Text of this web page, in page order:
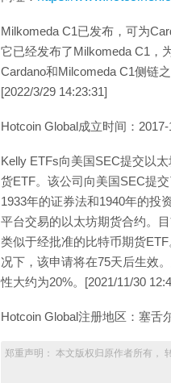
Milkomeda C1已发布，可为
它已经发布了Milkomeda C1，
Cardano和Milcomeda C1侧链
[2022/3/29 14:23:31]
Hotcoin Global成立时间：2017-
Kelly ETFs向美国SEC提交以
货ETF。该公司向美国SEC提
1933年的证券法和1940年的投
平台交易的以太坊期货合约。
类似于经批准的比特币期货
况下，该申请将在75天后生效
性大约为20%。[2021/11/30
Hotcoin Global注册地区：塞舌
郑重声明： 本文版权归原作者所有，